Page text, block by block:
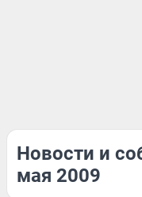
Новости и
мая 2009